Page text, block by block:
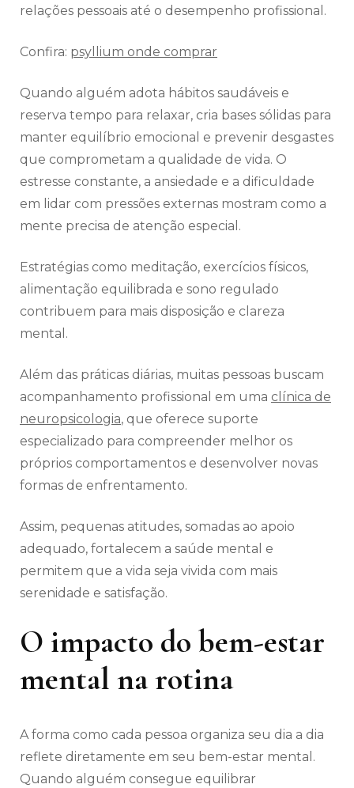
relações pessoais até o desempenho profissional.
Confira: psyllium onde comprar
Quando alguém adota hábitos saudáveis e
reserva tempo para relaxar, cria bases sólidas para
manter equilíbrio emocional e prevenir desgastes
que comprometam a qualidade de vida. O
estresse constante, a ansiedade e a dificuldade
em lidar com pressões externas mostram como a
mente precisa de atenção especial.
Estratégias como meditação, exercícios físicos,
alimentação equilibrada e sono regulado
contribuem para mais disposição e clareza
mental.
Além das práticas diárias, muitas pessoas buscam
acompanhamento profissional em uma clínica de
neuropsicologia, que oferece suporte
especializado para compreender melhor os
próprios comportamentos e desenvolver novas
formas de enfrentamento.
Assim, pequenas atitudes, somadas ao apoio
adequado, fortalecem a saúde mental e
permitem que a vida seja vivida com mais
serenidade e satisfação.
O impacto do bem-estar
mental na rotina
A forma como cada pessoa organiza seu dia a dia
reflete diretamente em seu bem-estar mental.
Quando alguém consegue equilibrar